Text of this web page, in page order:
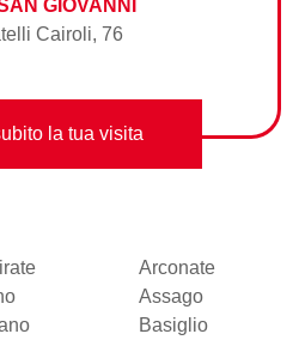
GIOVANNI
Cairoli, 76
la tua visita
Arconate
Assago
Basiglio